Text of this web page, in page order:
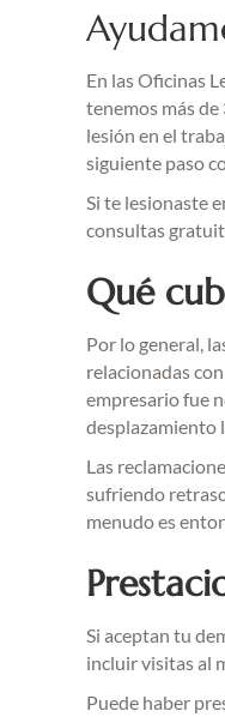
En las Oficinas
tenemos más de
lesión en el
siguiente paso
Si te lesionaste
consultas
Qué
Por lo general,
relacionadas
empresario fue
desplazamiento
Las
sufriendo
menudo es
Si aceptan tu
incluir visitas al
Puede haber